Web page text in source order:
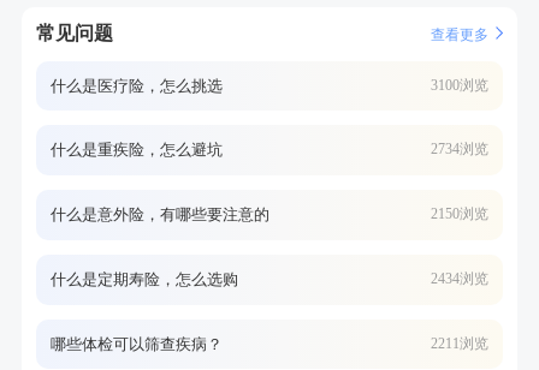
常见问题 查看更多
什么是医疗险，怎么挑选 3100浏览
什么是重疾险，怎么避坑 2734浏览
什么是意外险，有哪些要注意的 2150浏览
什么是定期寿险，怎么选购 2434浏览
哪些体检可以筛查疾病？ 2211浏览